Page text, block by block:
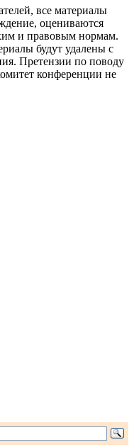
все материалы
оцениваются
и правовым нормам.
будут удалены с
Претензии по поводу
конференции не